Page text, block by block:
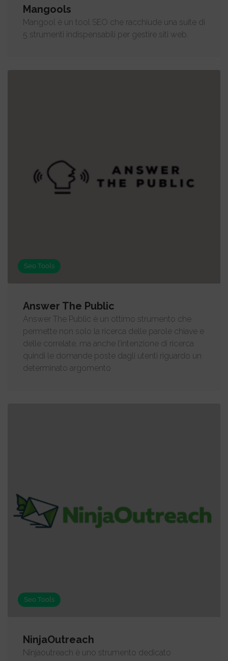
Mangools
Mangool è un tool SEO che racchiude una suite di
5 strumenti indispensabili per gestire siti web.
Seo Tools
Answer The Public
Answer The Public è un ottimo strumento che
permette non solo la ricerca delle parole chiave e
delle correlate, ma anche l’intenzione di ricerca
quindi le domande poste dagli utenti riguardo un
determinato argomento
Seo Tools
NinjaOutreach
Ninjaoutreach è uno strumento dedicato